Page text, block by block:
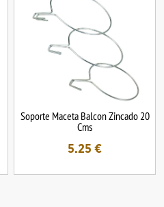
Soporte Maceta Balcon Zincado 20
Cms
5.25 €